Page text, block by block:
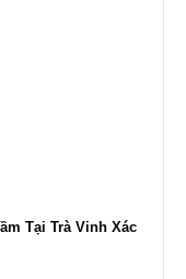
Tại Trà Vinh Xác